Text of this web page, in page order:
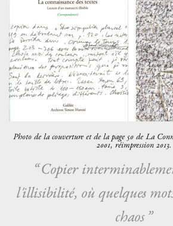
Photo de la couverture et de la page 50 de La
2001, réimpression 2013.
“ Copier
l'illisibilité, où quelques
chaos ”